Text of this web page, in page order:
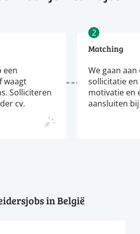
een
waagt
Solliciteren
cv.
2
Matching
We gaan
sollicitatie
motivatie en
aansluiten
in België